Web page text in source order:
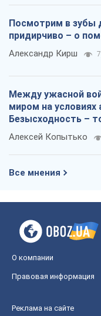
Посмотрим в зубы
придирчиво – о
Александр Кирш
Между ужасной
миром на условиях
Безысходность –
Алексей Копытько
Все мнения
О компании
Правовая информация
Реклама на сайте